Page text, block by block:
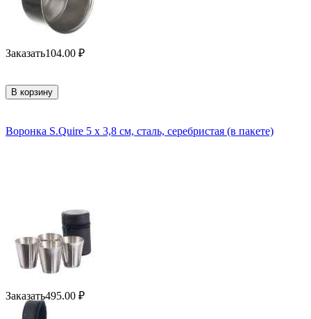
Заказать104.00 ₽
В корзину
Воронка S.Quire 5 х 3,8 см, сталь, серебристая (в пакете)
Заказать495.00 ₽